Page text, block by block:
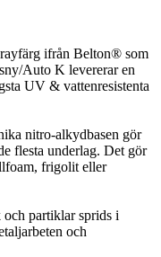
ifrån Belton® som
Auto K levererar en
UV & vattenresistenta
nitro-alkydbasen gör
flesta underlag. Det gör
frigolit eller
och partiklar sprids i
och